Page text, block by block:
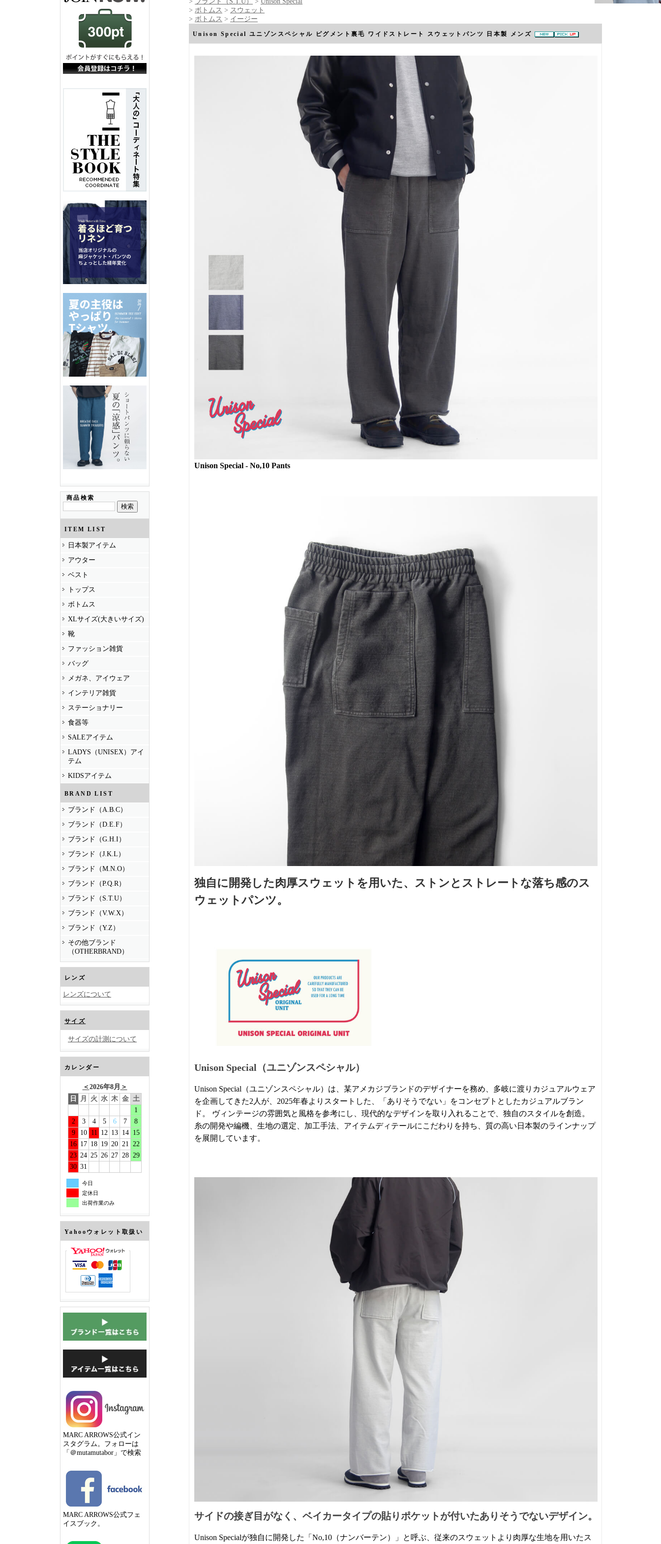
商品検索
ITEM LIST
日本製アイテム
アウター
ベスト
トップス
ボトムス
XLサイズ(大きいサイズ)
靴
ファッション雑貨
バッグ
メガネ、アイウェア
インテリア雑貨
ステーショナリー
食器等
SALEアイテム
LADYS（UNISEX）アイ
テム
KIDSアイテム
BRAND LIST
ブランド（A.B.C）
ブランド（D.E.F）
ブランド（G.H.I）
ブランド（J.K.L）
ブランド（M.N.O）
ブランド（P.Q.R）
ブランド（S.T.U）
ブランド（V.W.X）
ブランド（Y.Z）
その他ブランド
（OTHERBRAND）
レンズ
レンズについて
サイズ
サイズの計測について
カレンダー
＜ 2026年8月 ＞
日
月 火 水 木 金 土
1
2
3 4 5 6 7
8
9
10 11 12 13 14
15
16 17 18 19 20 21 22
23 24 25 26 27 28 29
30 31
今日
定休日
出荷作業のみ
Yahooウォレット取扱い
MARC ARROWS公式イン
スタグラム。フォローは
「＠mutamutabor」で検索
MARC ARROWS公式フェ
イスブック。
> ボトムス > スウェット
> ボトムス > イージー
Unison Special ユニゾンスペシャル ピグメント裏毛 ワイドストレート スウェットパンツ 日本製 メンズ
Unison Special - No,10 Pants
独自に開発した肉厚スウェットを用いた、ストンとストレートな落ち感のス
ウェットパンツ。
Unison Special（ユニゾンスペシャル）
Unison Special（ユニゾンスペシャル）は、某アメカジブランドのデザイナーを務め、多岐に渡りカジュアルウェア
を企画してきた2人が、2025年春よりスタートした、「ありそうでない」をコンセプトとしたカジュアルブラン
ド。 ヴィンテージの雰囲気と風格を参考にし、現代的なデザインを取り入れることで、独自のスタイルを創造。
糸の開発や編機、生地の選定、加工手法、アイテムディテールにこだわりを持ち、質の高い日本製のラインナップ
を展開しています。
サイドの接ぎ目がなく、ベイカータイプの貼りポケットが付いたありそうでないデザイン。
Unison Specialが独自に開発した「No,10（ナンバーテン）」と呼ぶ、従来のスウェットより肉厚な生地を用いたス